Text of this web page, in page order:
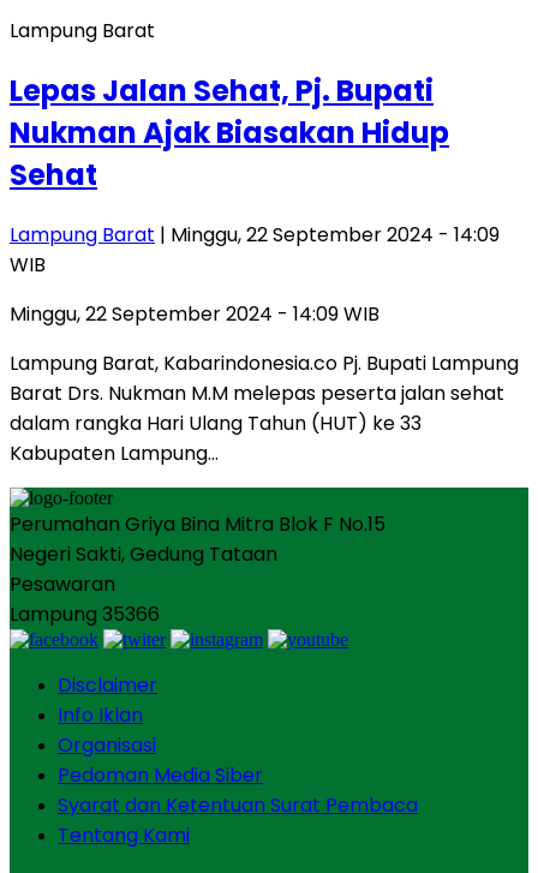
Lampung Barat
Lepas Jalan Sehat, Pj. Bupati
Nukman Ajak Biasakan Hidup
Sehat
Lampung Barat | Minggu, 22 September 2024 - 14:09
WIB
Minggu, 22 September 2024 - 14:09 WIB
Lampung Barat, Kabarindonesia.co Pj. Bupati Lampung
Barat Drs. Nukman M.M melepas peserta jalan sehat
dalam rangka Hari Ulang Tahun (HUT) ke 33
Kabupaten Lampung…
Perumahan Griya Bina Mitra Blok F No.15
Negeri Sakti, Gedung Tataan
Pesawaran
Lampung 35366
Disclaimer
Info Iklan
Organisasi
Pedoman Media Siber
Syarat dan Ketentuan Surat Pembaca
Tentang Kami